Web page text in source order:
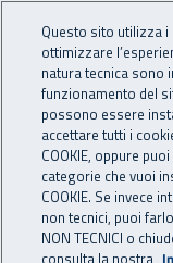
INAIL -
Navigazione -
Home Inail comunica
Dr
Questo sito utilizza
ottimizzare
natura tecnica sono
funzionamento del
possono essere
accettare tutti i
COOKIE, oppure
categorie che vuoi
COOKIE. Se invece
non tecnici, puoi
NON TECNICI o
consulta la nostra